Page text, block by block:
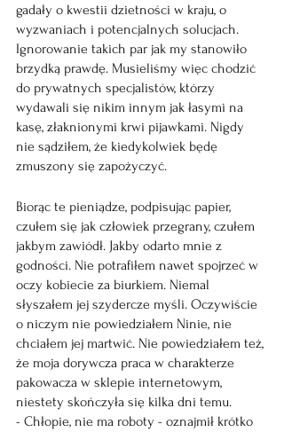
gadały o kwestii dzietności w kraju, o
wyzwaniach i potencjalnych solucjach.
Ignorowanie takich par jak my stanowiło
brzydką prawdę. Musieliśmy więc chodzić
do prywatnych specjalistów, którzy
wydawali się nikim innym jak łasymi na
kasę, złaknionymi krwi pijawkami. Nigdy
nie sądziłem, że kiedykolwiek będę
zmuszony się zapożyczyć.
Biorąc te pieniądze, podpisując papier,
czułem się jak człowiek przegrany, czułem
jakbym zawiódł. Jakby odarto mnie z
godności. Nie potrafiłem nawet spojrzeć w
oczy kobiecie za biurkiem. Niemal
słyszałem jej szydercze myśli. Oczywiście
o niczym nie powiedziałem Ninie, nie
chciałem jej martwić. Nie powiedziałem też,
że moja dorywcza praca w charakterze
pakowacza w sklepie internetowym,
niestety skończyła się kilka dni temu.
- Chłopie, nie ma roboty - oznajmił krótko